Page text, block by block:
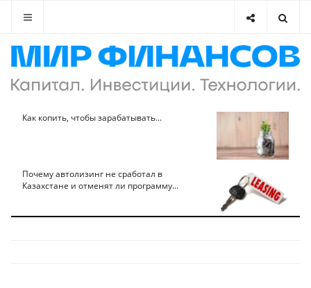
Как копить, чтобы зарабатывать...
Почему автолизинг не сработал в
Казахстане и отменят ли программу...